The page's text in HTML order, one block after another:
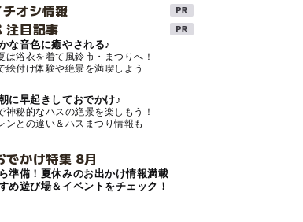
オシ情報
注目記事
な音色に癒やされる♪
は浴衣を着て風鈴市・まつりへ！
絵付け体験や絶景を満喫しよう
に早起きしておでかけ♪
神秘的なハスの絶景を楽しもう！
ンとの違い＆ハスまつり情報も
でかけ特集 8月
準備！夏休みのお出かけ情報満載
め遊び場＆イベントをチェック！